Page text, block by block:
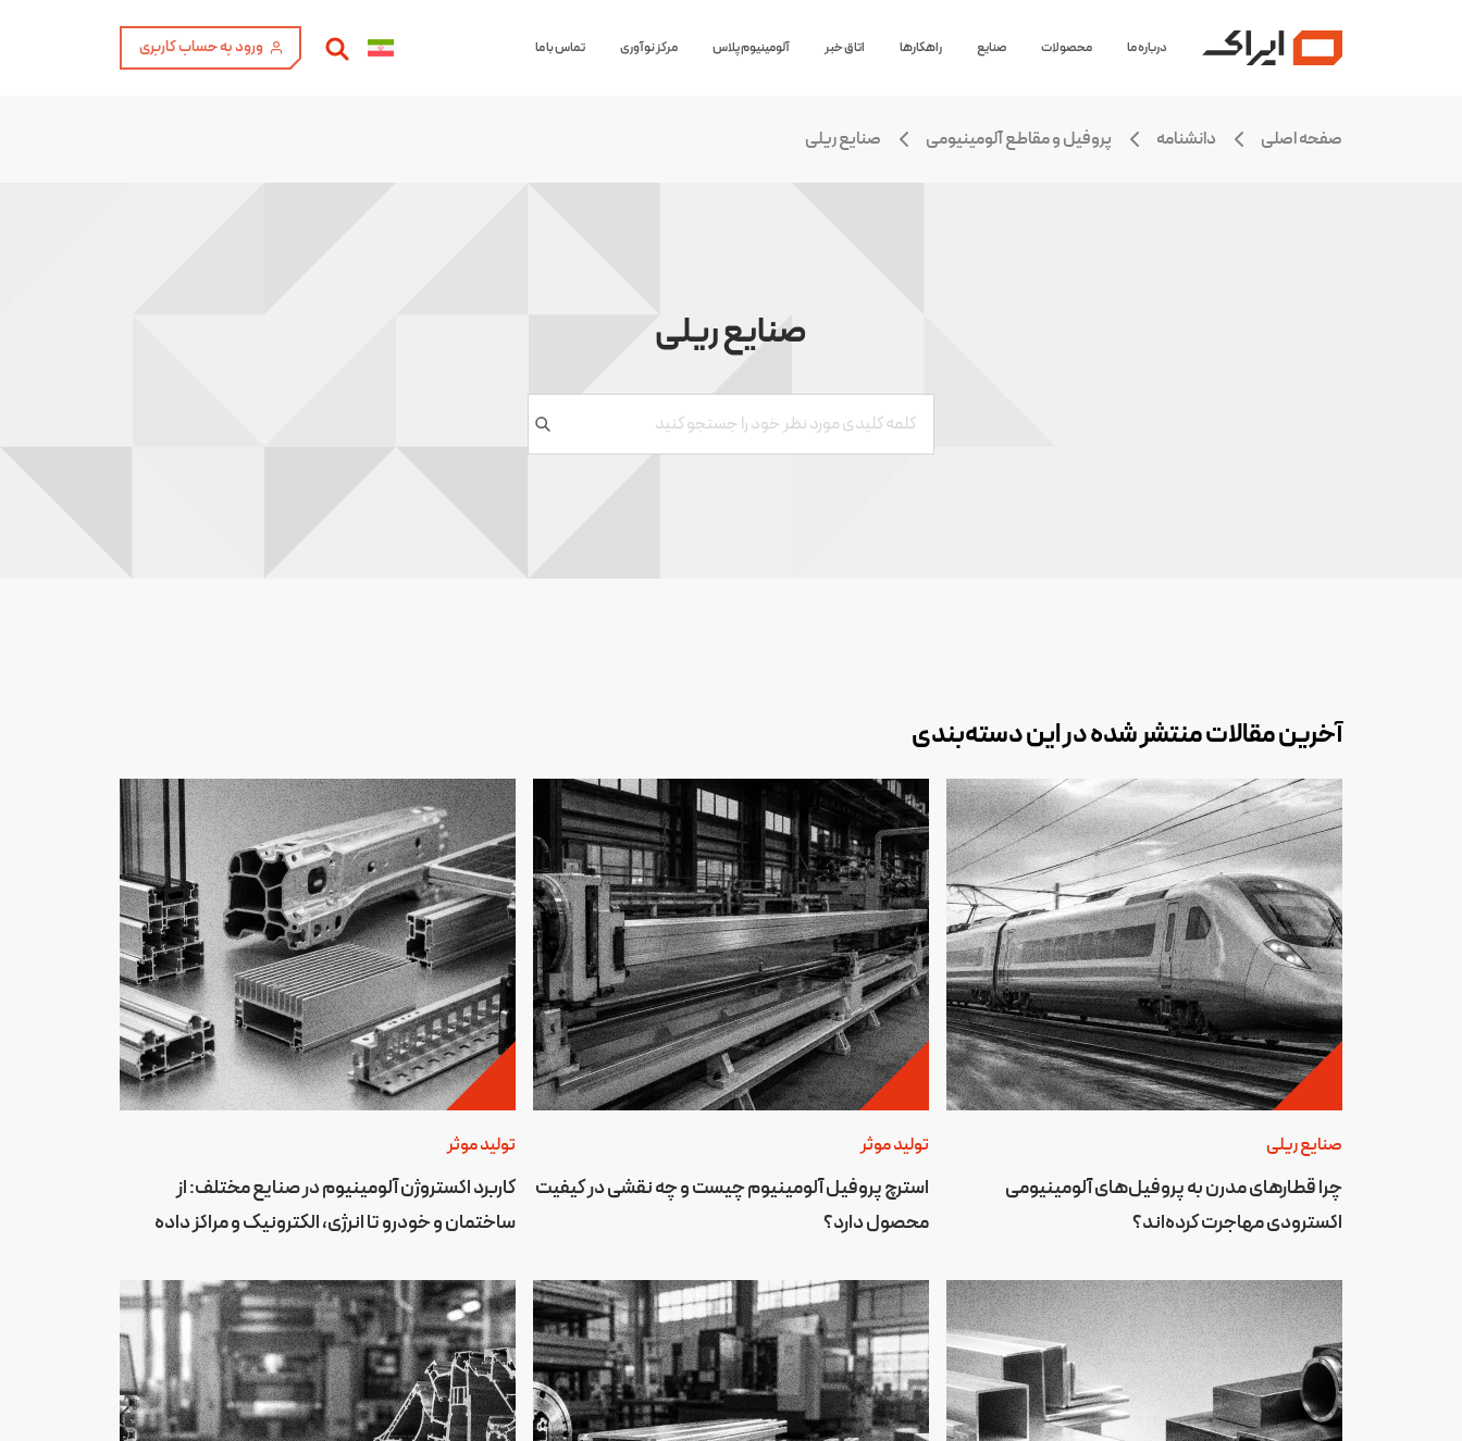
درباره ما محصولات صنایع راهکارها اتاق خبر آلومینیوم پلاس مرکز نوآوری تماس با ما ورود به حساب کاربری
صفحه اصلی دانشنامه پروفیل و مقاطع آلومینیومی صنایع ریلی
صنایع ریلی
آخرین مقالات منتشر شده در این دسته‌بندی
صنایع ریلی
چرا قطارهای مدرن به پروفیل‌های آلومینیومی
اکسترودی مهاجرت کرده‌اند؟
تولید موثر
استرچ پروفیل آلومینیوم چیست و چه نقشی در کیفیت
محصول دارد؟
تولید موثر
کاربرد اکستروژن آلومینیوم در صنایع مختلف: از
ساختمان و خودرو تا انرژی، الکترونیک و مراکز داده